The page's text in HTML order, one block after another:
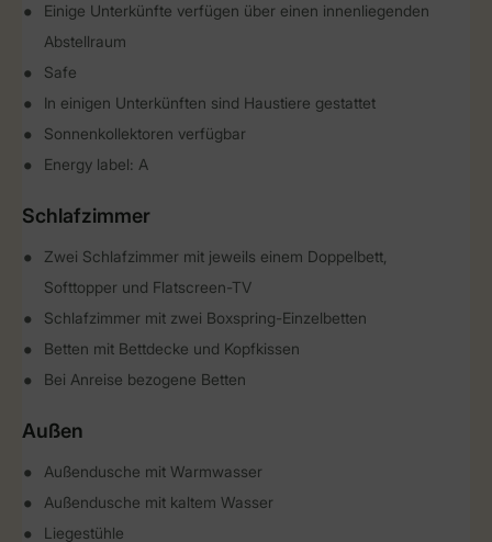
Einige Unterkünfte verfügen über einen innenliegenden
Abstellraum
Safe
In einigen Unterkünften sind Haustiere gestattet
Sonnenkollektoren verfügbar
Energy label: A
Schlafzimmer
Zwei Schlafzimmer mit jeweils einem Doppelbett,
Softtopper und Flatscreen-TV
Schlafzimmer mit zwei Boxspring-Einzelbetten
Betten mit Bettdecke und Kopfkissen
Bei Anreise bezogene Betten
Außen
Außendusche mit Warmwasser
Außendusche mit kaltem Wasser
Liegestühle